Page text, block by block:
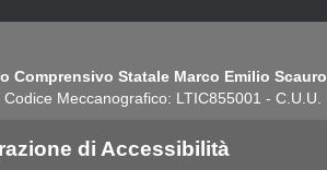
Comprensivo Statale Marco Emilio
Meccanografico: LTIC855001 - C.U.U.
di Accessibilità